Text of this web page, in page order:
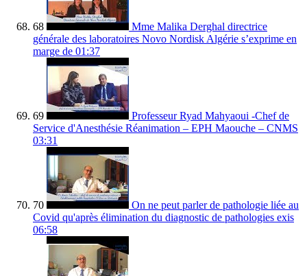
68
Mme Malika Derghal directrice
générale des laboratoires Novo Nordisk Algérie s’exprime en
marge de 01:37
69
Professeur Ryad Mahyaoui -Chef de
Service d'Anesthésie Réanimation – EPH Maouche – CNMS
03:31
70
On ne peut parler de pathologie liée au
Covid qu'après élimination du diagnostic de pathologies exis
06:58